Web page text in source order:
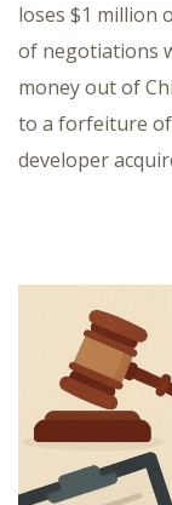
loses $1 million
of negotiations
money out of
to a forfeiture of
developer